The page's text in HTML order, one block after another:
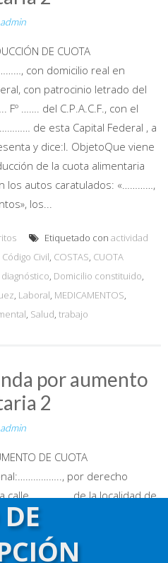
admin
DE CUOTA
con domicilio real en
con patrocinio letrado del
……. del C.P.A.C.F., con el
de esta Capital Federal , a
y dice:I. ObjetoQue viene
de la cuota alimentaria
los autos caratulados: «…………,
los...
Etiquetado con actividad
Código Civil, COSTAS, CUOTA
diagnóstico, Domicilio constituido,
, Laboral, MEDICAMENTOS,
, Salud, trabajo
por aumento
2
admin
DE CUOTA
por derecho
calle …………… de la localidad de
domicilio legal juntamente con
abogado, Tº …….. Fº
a V.S. dice:I.